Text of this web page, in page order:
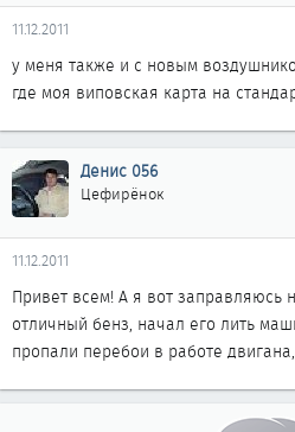
11.12.2011
у меня также и с новым
где моя виповская карта на
Денис 056
Цефирёнок
11.12.2011
Привет всем! А я вот заправляюсь
отличный бенз, начал его лить
пропали перебои в работе